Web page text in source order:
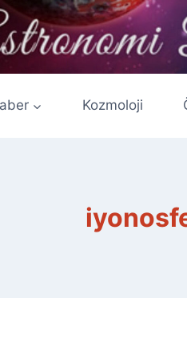
Kozmoloji